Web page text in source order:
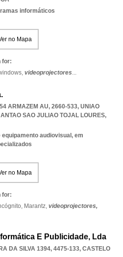
informáticos
no Mapa
for:
videoprojectores...
ARMAZEM AU, 2660-533, UNIAO
SAO JULIAO TOJAL LOURES,
audiovisual, em
no Mapa
for:
Marantz, videoprojectores,
E Publicidade, Lda
DA SILVA 1394, 4475-133, CASTELO